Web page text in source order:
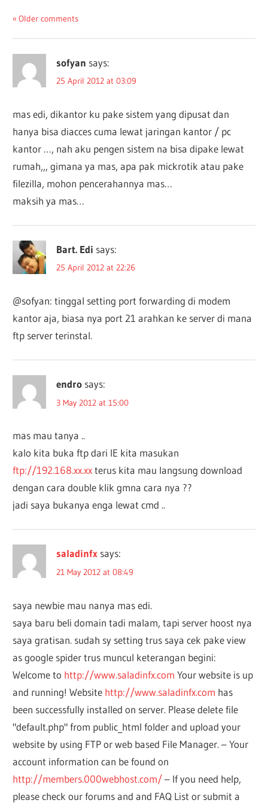
Comments
navigation
Older comments
sofyan says:
25 April 2012 at 03:09
mas edi, dikantor ku pake sistem yang dipusat dan
hanya bisa diacces cuma lewat jaringan kantor / pc
kantor …, nah aku pengen sistem na bisa dipake lewat
rumah,,, gimana ya mas, apa pak mickrotik atau pake
filezilla, mohon pencerahannya mas…
maksih ya mas…
Bart. Edi says:
25 April 2012 at 22:26
@sofyan: tinggal setting port forwarding di modem
kantor aja, biasa nya port 21 arahkan ke server di mana
ftp server terinstal.
endro says:
3 May 2012 at 15:00
mas mau tanya ..
kalo kita buka ftp dari IE kita masukan
ftp://192.168.xx.xxterus kita mau langsung download
dengan cara double klik gmna cara nya ??
jadi saya bukanya enga lewat cmd ..
saladinfx says:
21 May 2012 at 08:49
saya newbie mau nanya mas edi.
saya baru beli domain tadi malam, tapi server hoost nya
saya gratisan. sudah sy setting trus saya cek pake view
as google spider trus muncul keterangan begini:
Welcome to http://www.saladinfx.com Your website is up
and running! Website http://www.saladinfx.com has
been successfully installed on server. Please delete file
"default.php" from public_html folder and upload your
website by using FTP or web based File Manager. – Your
account information can be found on
http://members.000webhost.com/– If you need help,
please check our forums and and FAQ List or submit a